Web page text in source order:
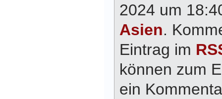
2024 um
Asien.
Eintrag im
können zum
ein